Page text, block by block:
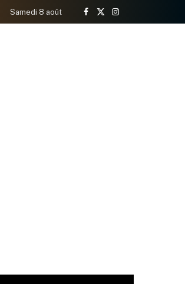
Samedi 8 août
Facebook
X
Instagram